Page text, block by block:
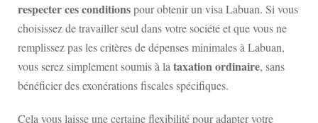
respecter ces conditionspour obtenir un visa Labuan. Si vous
choisissez de travailler seul dans votre société et que vous ne
remplissez pas les critères de dépenses minimales à Labuan,
vous serez simplement soumis à la taxation ordinaire, sans
bénéficier des exonérations fiscales spécifiques.
Cela vous laisse une certaine flexibilité pour adapter votre